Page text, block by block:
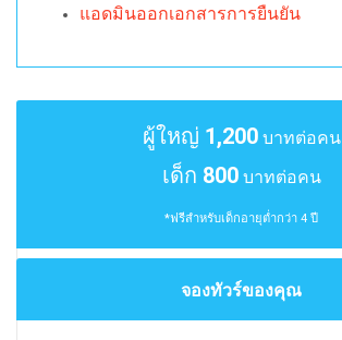
แอดมินออกเอกสารการยืนยัน
ผู้ใหญ่ 1,200บาทต่อคน
เด็ก 800บาทต่อคน
*ฟรีสำหรับเด็กอายุต่ำกว่า 4 ปี
จองทัวร์ของคุณ